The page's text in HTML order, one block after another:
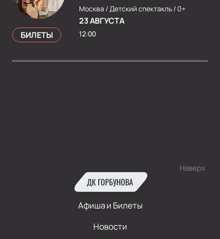
Москва /Детский спектакль / 0+
23 АВГУСТА
12:00
БИЛЕТЫ
Наверх
ДК ГОРБУНОВА
Афиша и Билеты
Новости